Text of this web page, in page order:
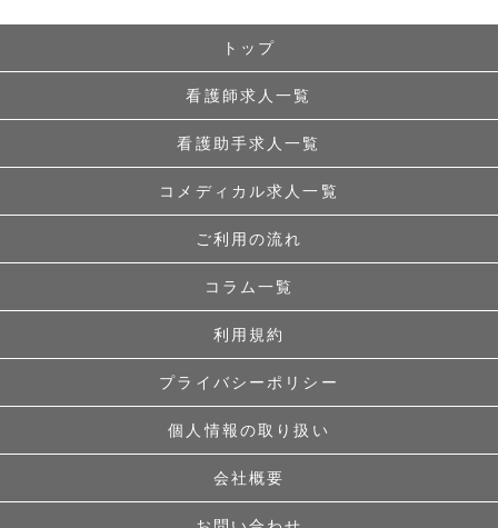
トップ
看護師求人一覧
看護助手求人一覧
コメディカル求人一覧
ご利用の流れ
コラム一覧
利用規約
プライバシーポリシー
個人情報の取り扱い
会社概要